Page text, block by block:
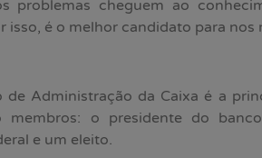
problemas cheguem ao
isso, é o melhor candidato para nos
de Administração da Caixa é a
membros: o presidente do
e um eleito.